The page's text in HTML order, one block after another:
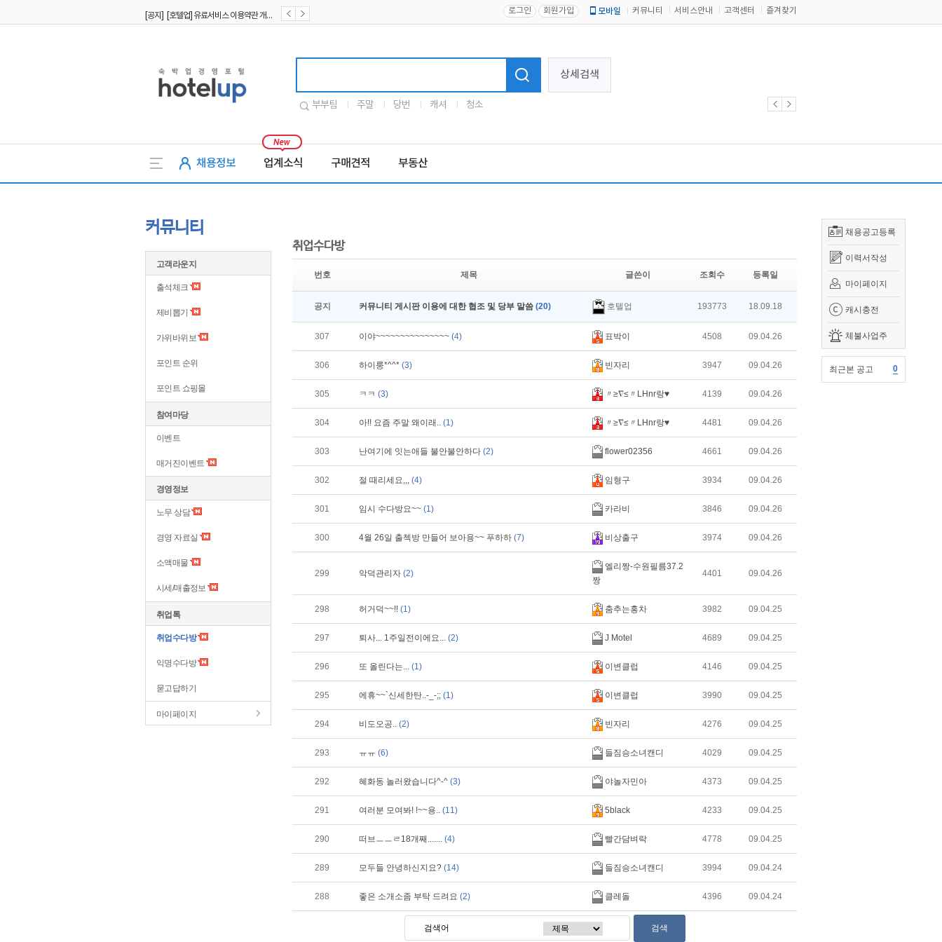
로그인 회원가입 모바일 커뮤니티 서비스안내 고객센터 즐겨찾기
상세검색
부부팀 주말 당번 캐셔 청소
채용정보 업계소식 구매견적 부동산
채용공고등록
이력서작성
마이페이지
캐시충전
체불사업주
최근본 공고 0
커뮤니티
고객라운지
출석체크
제비뽑기
가위바위보
포인트 순위
포인트 쇼핑몰
참여마당
이벤트
매거진이벤트
경영정보
노무 상담
경영 자료실
소액매물
시세/매출정보
취업톡
취업수다방
익명수다방
묻고답하기
마이페이지
취업수다방
번호 제목 글쓴이 조회수 등록일
공지 커뮤니티 게시판 이용에 대한 협조 및 당부 말씀 (20) 호텔업 193773 18.09.18
307 이야~~~~~~~~~~~~~~~ (4) 표박이 4508 09.04.26
306 하이룽*^^* (3) 빈자리 3947 09.04.26
305 ㅋㅋ (3) 〃≥∇≤〃LHnr랑♥ 4139 09.04.26
304 아!! 요즘 주말 왜이래.. (1) 〃≥∇≤〃LHnr랑♥ 4481 09.04.26
303 난여기에 잇는애들 불안불안하다 (2) flower02356 4661 09.04.26
302 절 때리세요,,, (4) 임형구 3934 09.04.26
301 임시 수다방요~~ (1) 카라비 3846 09.04.26
300 4월 26일 출첵방 만들어 보아용~~ 푸하하 (7) 비상출구 3974 09.04.26
299 악덕관리자 (2)
엘리짱-수원필름37.2
짱
4401 09.04.26
298 허거덕~~!! (1) 춤추는홍차 3982 09.04.25
297 퇴사... 1주일전이에요... (2) J Motel 4689 09.04.25
296 또 올린다는... (1) 이변클럽 4146 09.04.25
295 에휴~~`신세한탄..-_-;; (1) 이변클럽 3990 09.04.25
294 비도오공.. (2) 빈자리 4276 09.04.25
293 ㅠㅠ (6) 들짐승소녀캔디 4029 09.04.25
292 혜화동 놀러왔습니다^-^ (3) 야놀자민아 4373 09.04.25
291 여러분 모여봐! !~~용.. (11) 5black 4233 09.04.25
290 떠브ㅡㅡㄹ18개째....... (4) 빨간담벼락 4778 09.04.25
289 모두들 안녕하신지요? (14) 들짐승소녀캔디 3994 09.04.24
288 좋은 소개소좀 부탁 드려요 (2) 클레돌 4396 09.04.24